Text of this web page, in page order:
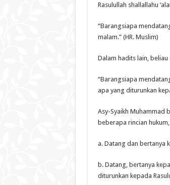
Rasulullah shallallahu
“Barangsiapa
malam.” (HR. Muslim)
Dalam hadits lain, beliau
“Barangsiapa
apa yang diturunkan
Asy-Syaikh Muhammad
beberapa rincian hukum,
a. Datang dan bertanya
b. Datang, bertanya
diturunkan kepada